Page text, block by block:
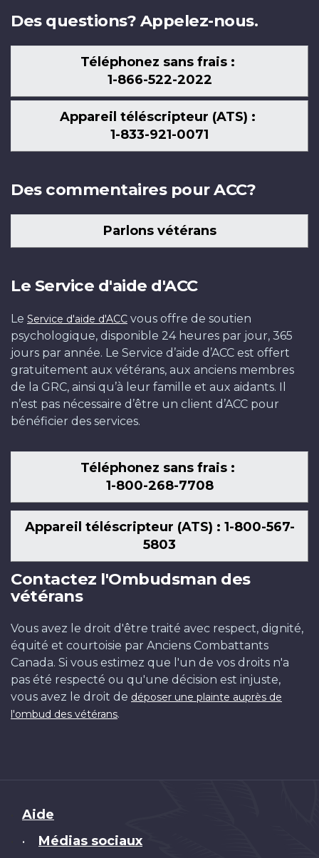
Des questions? Appelez-nous.
Téléphonez sans frais :
1-866-522-2022
Appareil téléscripteur (ATS) :
1-833-921-0071
Des commentaires pour ACC?
Parlons vétérans
Le Service d'aide d'ACC
Le Service d'aide d'ACC vous offre de soutien
psychologique, disponible 24 heures par jour, 365
jours par année. Le Service d’aide d’ACC est offert
gratuitement aux vétérans, aux anciens membres
de la GRC, ainsi qu’à leur famille et aux aidants. Il
n’est pas nécessaire d’être un client d’ACC pour
bénéficier des services.
Téléphonez sans frais :
1-800-268-7708
Appareil téléscripteur (ATS) : 1-800-567-
5803
Contactez l'Ombudsman des
vétérans
Vous avez le droit d'être traité avec respect, dignité,
équité et courtoisie par Anciens Combattants
Canada. Si vous estimez que l'un de vos droits n'a
pas été respecté ou qu'une décision est injuste,
vous avez le droit de déposer une plainte auprès de
l'ombud des vétérans.
Brand
Aide
• Médias sociaux